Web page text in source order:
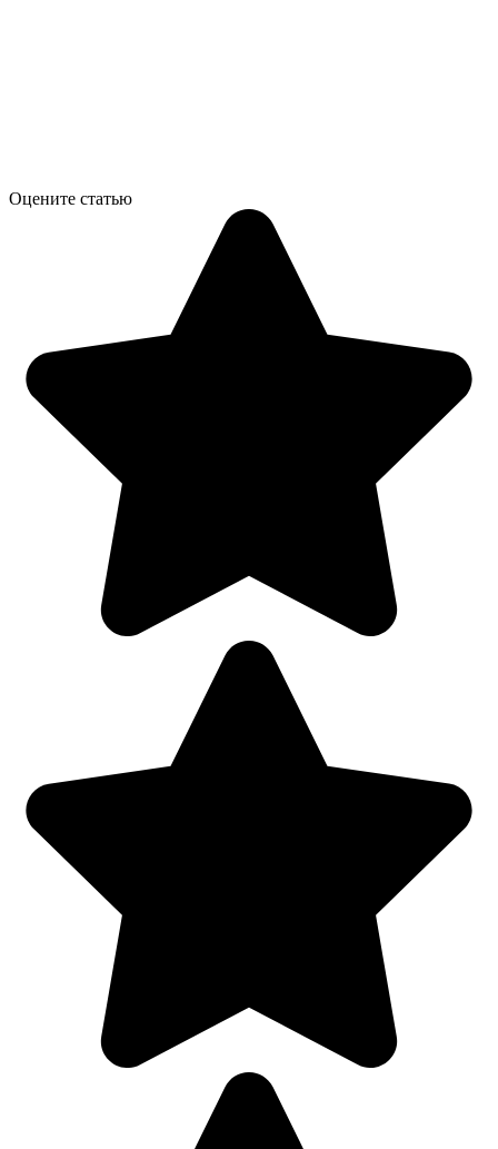
Оцените статью